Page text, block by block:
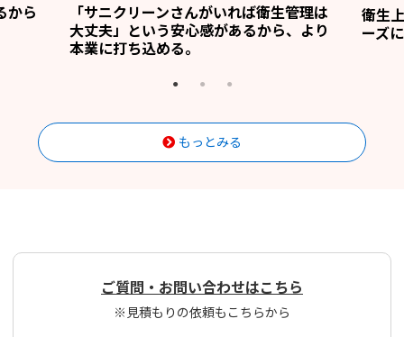
から
「サニクリーンさんがいれば衛生管理は
大丈夫」という安心感があるから、より
本業に打ち込める。
衛生
ーズ
もっとみる
ご質問・お問い合わせはこちら
※見積もりの依頼もこちらから